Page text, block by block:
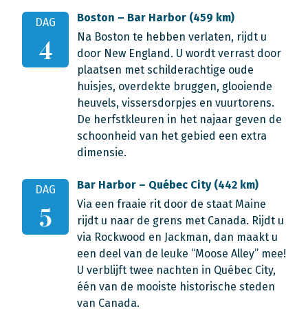
DAG
4
Boston – Bar Harbor (459 km)
Na Boston te hebben verlaten, rijdt u
door New England. U wordt verrast door
plaatsen met schilderachtige oude
huisjes, overdekte bruggen, glooiende
heuvels, vissersdorpjes en vuurtorens.
De herfstkleuren in het najaar geven de
schoonheid van het gebied een extra
dimensie.
DAG
5
Bar Harbor – Québec City (442 km)
Via een fraaie rit door de staat Maine
rijdt u naar de grens met Canada. Rijdt u
via Rockwood en Jackman, dan maakt u
een deel van de leuke “Moose Alley” mee!
U verblijft twee nachten in Québec City,
één van de mooiste historische steden
van Canada.